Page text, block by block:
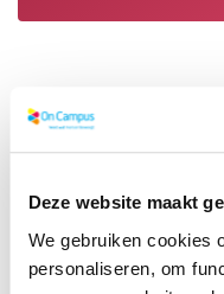
Deze website maakt
We gebruiken cookies
personaliseren, om